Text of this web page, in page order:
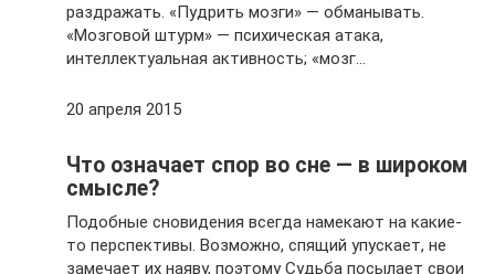
раздражать. «Пудрить мозги» — обманывать.
«Мозговой штурм» — психическая атака,
интеллектуальная активность; «мозг…
20 апреля 2015
Что означает спор во сне — в широком
смысле?
Подобные сновидения всегда намекают на какие-
то перспективы. Возможно, спящий упускает, не
замечает их наяву, поэтому Судьба посылает свои